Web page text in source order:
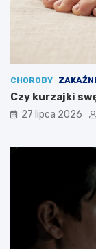
CHOROBY
Czy kurzajki
27 lipca 2026